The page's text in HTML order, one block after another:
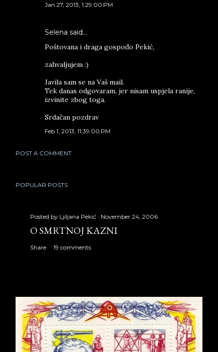
Jan 27, 2013, 1:29:00 PM
Selena said…
Poštovana i draga gospođo Pekić,
zahvaljujem :)
Javila sam se na Vaš mail.
Tek danas odgovaram, jer nisam uspjela ranije,
izvinite zbog toga.
Srdačan pozdrav
Feb 1, 2013, 11:39:00 PM
POST A COMMENT
POPULAR POSTS
Posted by Ljiljana Pekić November 24, 2006
O SMRTNOJ KAZNI
Share 19 comments